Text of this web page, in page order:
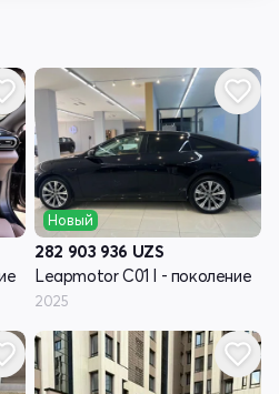
Новый
282 903 936 UZS
Leapmotor C01 I - поколение
2025